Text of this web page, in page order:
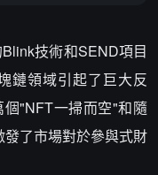
技術和SEND項目
鏈領域引起了巨大反
"NFT一掃而空"和隨
了市場對於參與式財